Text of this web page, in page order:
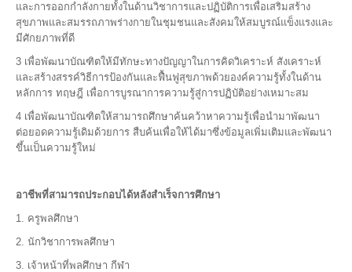
และการออกกำลังกายทั้งในด้านวิชาการและปฏิบัติการเพื่อเสริมสร้าง
สุขภาพและสมรรถภาพร่างกายในชุมชนและสังคมให้สมบูรณ์แข็งแรงและ
มีศักยภาพที่ดี
3 เพื่อพัฒนาบัณฑิตให้มีทักษะทางปัญญาในการคิดวิเคราะห์ สังเคราะห์
และสร้างสรรค์วิธีการป้องกันและฟื้นฟูสุขภาพด้วยองค์ความรู้ทั้งในด้าน
หลักการ ทฤษฎี เพื่อการบูรณาการความรู้สู่การปฏิบัติอย่างเหมาะสม
4 เพื่อพัฒนาบัณฑิตให้สามารถศึกษาค้นคว้าหาความรู้เพื่อนำมาพัฒนา
ต่อยอดความรู้เดิมด้วยการ สืบค้นเพื่อให้ได้มาซึ่งข้อมูลเพิ่มเติมและพัฒนา
ขึ้นเป็นความรู้ใหม่
อาชีพที่สามารถประกอบได้หลังสำเร็จการศึกษา
1. ครูพลศึกษา
2. นักวิชาการพลศึกษา
3. เจ้าหน้าที่พลศึกษา กีฬา